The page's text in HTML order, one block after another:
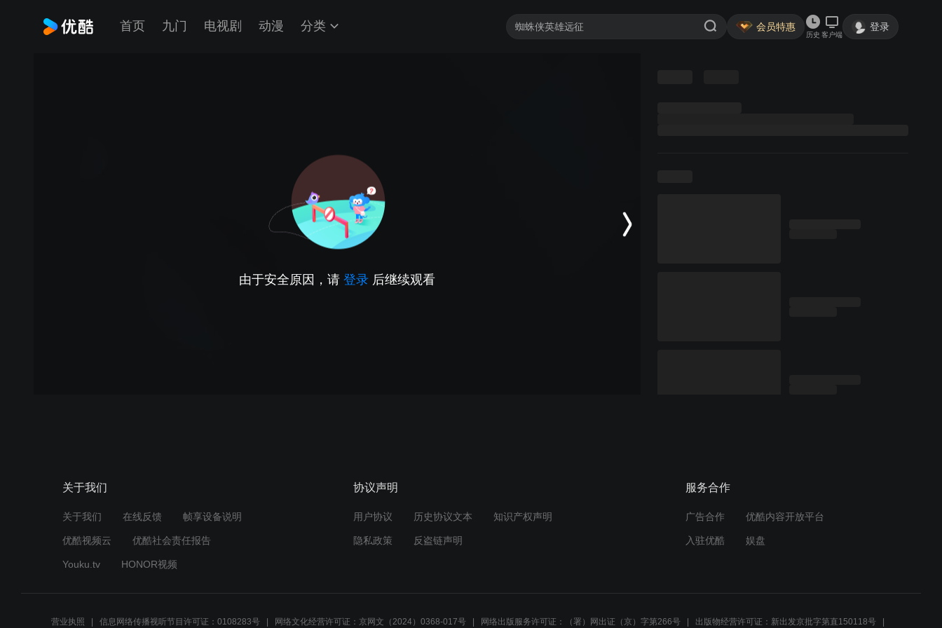
首页 九门 电视剧 动漫 分类 会员特惠
历史 客户端
登录
由于安全原因，请 登录 后继续观看
关于我们
关于我们 在线反馈 帧享设备说明
优酷视频云 优酷社会责任报告
Youku.tv HONOR视频
协议声明
用户协议 历史协议文本 知识产权声明
隐私政策 反盗链声明
服务合作
广告合作 优酷内容开放平台
入驻优酷 娱盘
营业执照 信息网络传播视听节目许可证：0108283号 网络文化经营许可证：京网文（2024）0368-017号 网络出版服务许可证：（署）网出证（京）字第266号 出版物经营许可证：新出发京批字第直150118号